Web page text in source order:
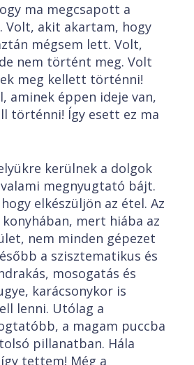
ma megcsapott a
Volt, akit akartam, hogy
mégsem lett. Volt,
nem történt meg. Volt
meg kellett történni!
aminek éppen ideje van,
történni! Így esett ez ma
kerülnek a dolgok
megnyugtató bájt.
elkészüljön az étel. Az
mert hiába az
nem minden gépezet
a szisztematikus és
mosogatás és
karácsonykor is
lenni. Utólag a
a magam puccba
pillanatban. Hála
tettem! Még a